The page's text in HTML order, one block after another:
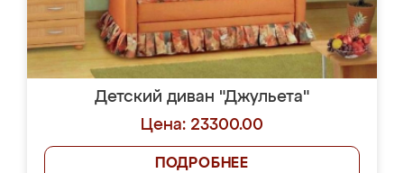
Детский диван "Джульета"
Цена: 23300.00
ПОДРОБНЕЕ